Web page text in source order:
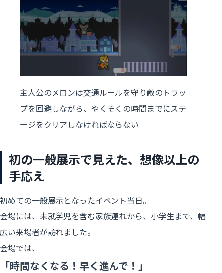
主人公のメロンは交通ルールを守り敵のトラッ
プを回避しながら、やくそくの時間までにステ
ージをクリアしなければならない
初の一般展示で見えた、想像以上の
手応え
初めての一般展示となったイベント当日。
会場には、未就学児を含む家族連れから、小学生まで、幅
広い来場者が訪れました。
会場では、
「時間なくなる！早く進んで！」